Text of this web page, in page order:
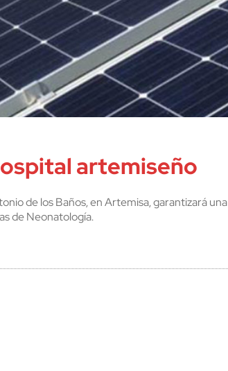
artemiseño
de los Baños, en Artemisa, garantizará una
de Neonatología.